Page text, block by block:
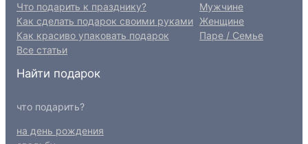
Что подарить к празднику?
Как сделать подарок своими руками
Как красиво упаковать подарок
Все статьи
Мужчине
Женщине
Паре / Семье
Найти подарок
что подарить?
на день рождения